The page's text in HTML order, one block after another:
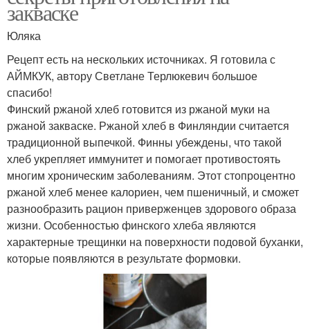
закваске
Юляка
Рецепт есть на нескольких источниках. Я готовила с
АЙМКУК, автору Светлане Терлюкевич большое
спасибо!
Финский ржаной хлеб готовится из ржаной муки на
ржаной закваске. Ржаной хлеб в Финляндии считается
традиционной выпечкой. Финны убеждены, что такой
хлеб укрепляет иммунитет и помогает противостоять
многим хроническим заболеваниям. Этот стопроцентно
ржаной хлеб менее калориен, чем пшеничный, и сможет
разнообразить рацион приверженцев здорового образа
жизни. Особенностью финского хлеба являются
характерные трещинки на поверхности подовой буханки,
которые появляются в результате формовки.